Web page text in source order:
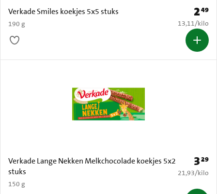
Verkade Smiles koekjes 5x5 stuks
190 g
Prijs:
249
€ 13,11 per
13,11/kilo
Verkade Lange Nekken Melkchocolade koekjes 5x2
stuks
150 g
Prijs:
329
€ 21,93 per
21,93/kilo